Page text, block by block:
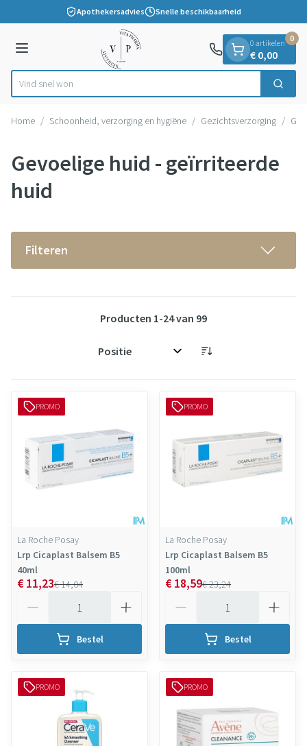
Ga naar de inhoudApothekersadvies Snelle beschikbaarheid
Menu
Product, merk, categorie...
Vind snel wondverzorgi Zoek
0 artikelen
€ 0,00
0
Home / Schoonheid, verzorging en hygiëne / Gezichtsverzorging /
Gevoelige huid - geïrriteerde
huid
Filteren
Producten 1-24van 99
Sorteer op:
PROMO
La Roche Posay
Lrp Cicaplast Balsem B5
40ml
€ 14,04
€ 11,23
Bestel
PROMO
La Roche Posay
Lrp Cicaplast Balsem B5
100ml
€ 23,24
€ 18,59
Bestel
PROMO PROMO